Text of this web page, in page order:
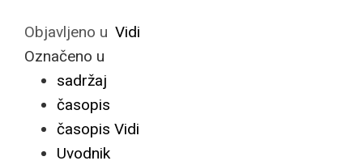
Objavljeno u Vidi
Označeno u
sadržaj
časopis
časopis Vidi
Uvodnik